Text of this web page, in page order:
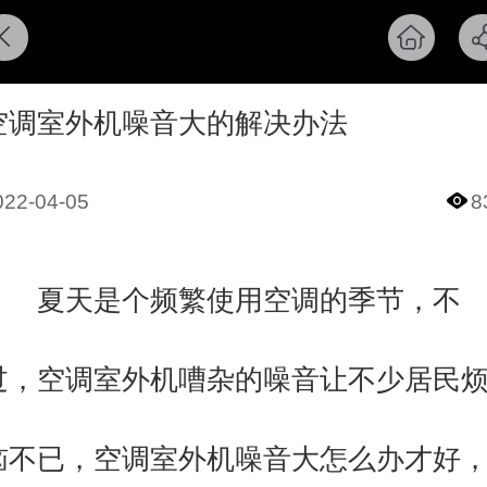
调室外机噪音大的解决办法
04-05
天是个频繁使用空调的季节，不
，空调室外机嘈杂的噪音让不少居民烦
不已，空调室外机噪音大怎么办才好，